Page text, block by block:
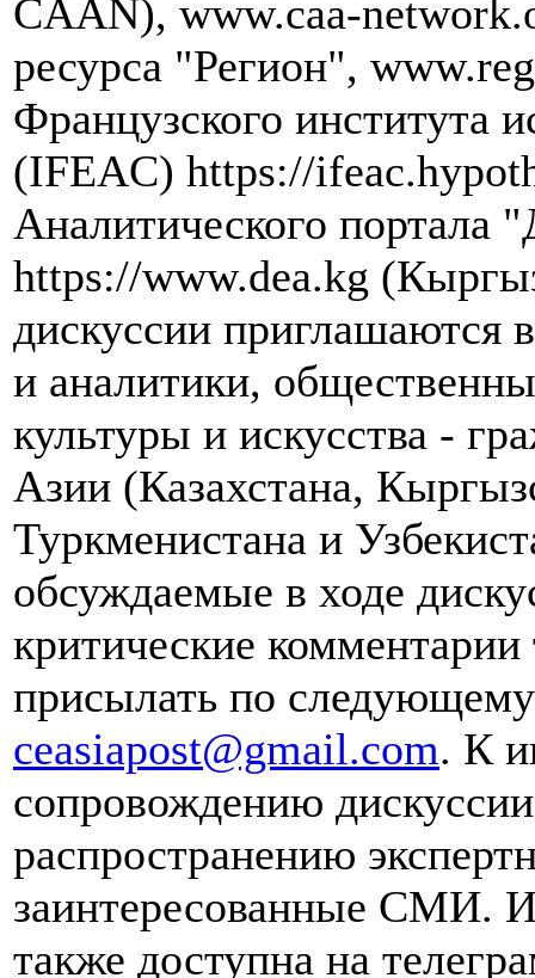
CAAN), www.caa-
ресурса "Регион",
Французского института
(IFEAC) https://
Аналитического портала
https://www.dea.kg
дискуссии приглашаются
и аналитики,
культуры и искусства -
Азии (Казахстана,
Туркменистана и
обсуждаемые в ходе
критические
присылать по
ceasiapost@gmail.com. К
сопровождению
распространению
заинтересованные СМИ.
также доступна на